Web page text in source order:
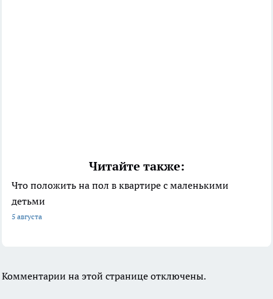
Читайте также:
Что положить на пол в квартире с маленькими
детьми
5 августа
Комментарии на этой странице отключены.